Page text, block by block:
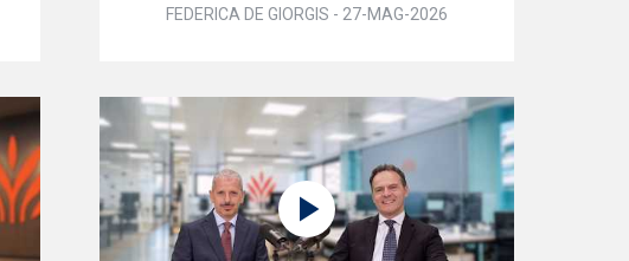
FEDERICA DE GIORGIS - 27-MAG-2026